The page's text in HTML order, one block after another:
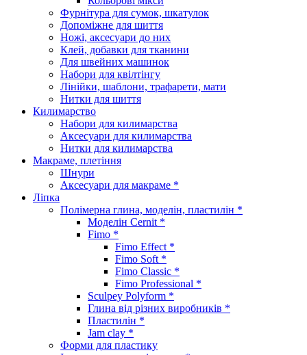
Фурнітура для сумок, шкатулок
Допоміжне для шиття
Ножі, аксесуари до них
Клей, добавки для тканини
Для швейних машинок
Набори для квілтінгу
Лінійки, шаблони, трафарети, мати
Нитки для шиття
Килимарство
Набори для килимарства
Аксесуари для килимарства
Нитки для килимарства
Макраме, плетіння
Шнури
Аксесуари для макраме *
Ліпка
Полімерна глина, моделін, пластилін *
Моделін Cernit *
Fimo *
Fimo Effect *
Fimo Soft *
Fimo Classic *
Fimo Professional *
Sculpey Polyform *
Глина від різних виробників *
Пластилін *
Jam clay *
Форми для пластику